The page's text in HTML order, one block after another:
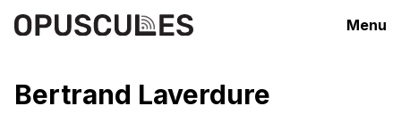
Menu
Bertrand Laverdure